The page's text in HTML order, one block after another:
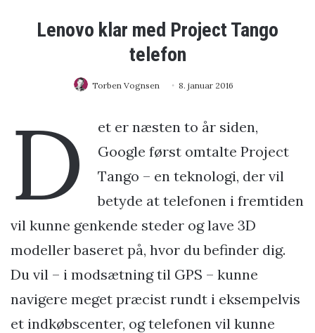
Lenovo klar med Project Tango
telefon
Torben Vognsen 8. januar 2016
D
et er næsten to år siden,
Google først omtalte Project
Tango – en teknologi, der vil
betyde at telefonen i fremtiden
vil kunne genkende steder og lave 3D
modeller baseret på, hvor du befinder dig.
Du vil – i modsætning til GPS – kunne
navigere meget præcist rundt i eksempelvis
et indkøbscenter, og telefonen vil kunne